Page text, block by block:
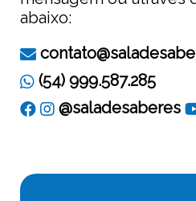
abaixo:
(54) 999.587.285
@saladesaberes